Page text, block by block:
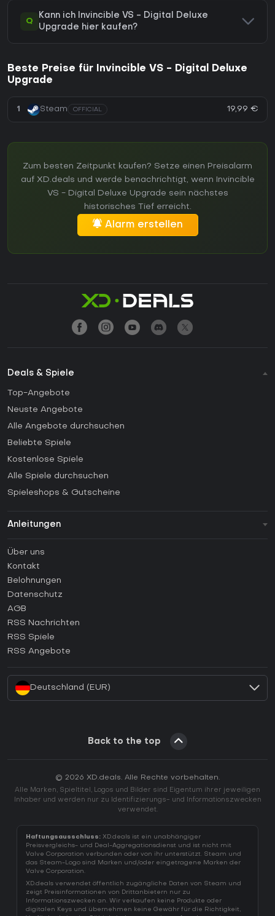
Q
Kann ich Invincible VS - Digital Deluxe
Upgrade hier kaufen?
Beste Preise für Invincible VS - Digital Deluxe
Upgrade
1 Steam OFFICIAL 19,99 €
Zum besten Zeitpunkt kaufen? Setze einen Preisalarm
auf XD.deals und werde benachrichtigt, wenn Invincible
VS - Digital Deluxe Upgrade sein nächstes
historisches Tief erreicht.
Alarm erstellen
Deals & Spiele
Top-Angebote
Neuste Angebote
Alle Angebote durchsuchen
Beliebte Spiele
Kostenlose Spiele
Alle Spiele durchsuchen
Spieleshops & Gutscheine
Anleitungen
Anleitungen
Wie aktiviert man einen Steam CD Key?
Wie aktiviert man einen Epic Games CD Key?
Wie aktiviert man einen GOG CD Key?
Wie aktiviert man einen Ubisoft Connect CD Key?
Wie aktiviert man einen EA App CD Key?
Über uns
Kontakt
Belohnungen
Datenschutz
AGB
RSS Nachrichten
RSS Spiele
RSS Angebote
Deutschland (EUR)
Back to the top
© 2026 XD.deals. Alle Rechte vorbehalten.
Alle Marken, Spieltitel, Logos und Bilder sind Eigentum ihrer jeweiligen
Inhaber und werden nur zu Identifizierungs- und Informationszwecken
verwendet.
Haftungsausschluss: XD.deals ist ein unabhängiger
Preisvergleichs- und Deal-Aggregationsdienst und ist nicht mit
Valve Corporation verbunden oder von ihr unterstützt. Steam und
das Steam-Logo sind Marken und/oder eingetragene Marken der
Valve Corporation.
XD.deals verwendet öffentlich zugängliche Daten von Steam und
zeigt Preisinformationen von Drittanbietern nur zu
Informationszwecken an. Wir verkaufen keine Produkte oder
digitalen Keys und übernehmen keine Gewähr für die Richtigkeit,